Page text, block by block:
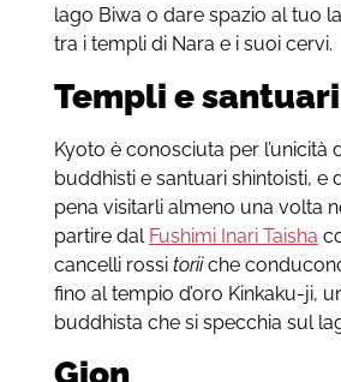
lago Biwa o dare spazio al tuo
tra i templi di Nara e i suoi cervi.
Templi e santuari
Kyoto è conosciuta per l’unicità
buddhisti e santuari shintoisti, e
pena visitarli almeno una volta
partire dal Fushimi Inari Taisha
cancelli rossi toriiche
fino al tempio d’oro Kinkaku-ji,
buddhista che si specchia sul
Gion